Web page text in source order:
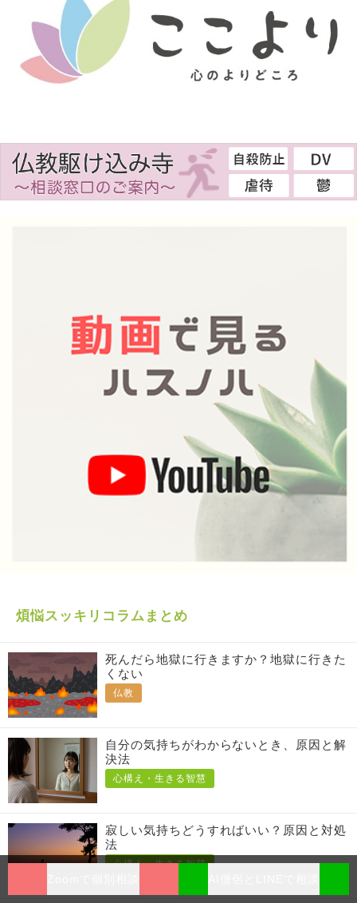
煩悩スッキリコラムまとめ
死んだら地獄に行きますか？地獄に行きた
くない
仏教
自分の気持ちがわからないとき、原因と解
決法
心構え・生きる智慧
寂しい気持ちどうすればいい？原因と対処
法
心構え・生きる智慧